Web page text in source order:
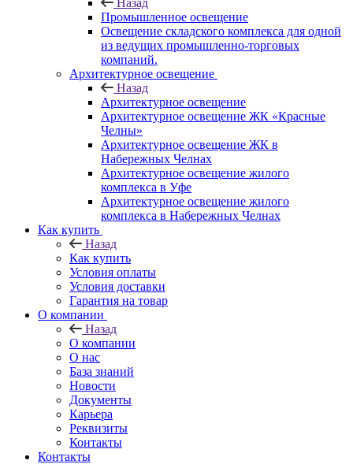
Назад
Промышленное освещение
Освещение складского комплекса для одной
из ведущих промышленно-торговых
компаний.
Архитектурное освещение
Назад
Архитектурное освещение
Архитектурное освещение ЖК «Красные
Челны»
Архитектурное освещение ЖК в
Набережных Челнах
Архитектурное освещение жилого
комплекса в Уфе
Архитектурное освещение жилого
комплекса в Набережных Челнах
Как купить
Назад
Как купить
Условия оплаты
Условия доставки
Гарантия на товар
О компании
Назад
О компании
О нас
База знаний
Новости
Документы
Карьера
Реквизиты
Контакты
Контакты